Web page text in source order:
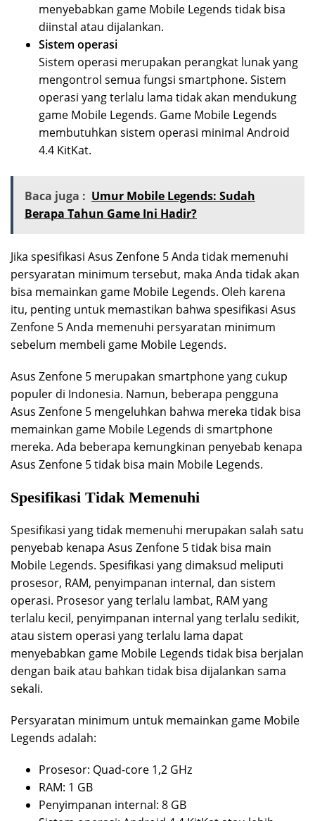
menyebabkan game Mobile Legends tidak bisa
diinstal atau dijalankan.
Sistem operasi
Sistem operasi merupakan perangkat lunak yang
mengontrol semua fungsi smartphone. Sistem
operasi yang terlalu lama tidak akan mendukung
game Mobile Legends. Game Mobile Legends
membutuhkan sistem operasi minimal Android
4.4 KitKat.
Baca juga : Umur Mobile Legends: Sudah
Berapa Tahun Game Ini Hadir?
Jika spesifikasi Asus Zenfone 5 Anda tidak memenuhi
persyaratan minimum tersebut, maka Anda tidak akan
bisa memainkan game Mobile Legends. Oleh karena
itu, penting untuk memastikan bahwa spesifikasi Asus
Zenfone 5 Anda memenuhi persyaratan minimum
sebelum membeli game Mobile Legends.
Asus Zenfone 5 merupakan smartphone yang cukup
populer di Indonesia. Namun, beberapa pengguna
Asus Zenfone 5 mengeluhkan bahwa mereka tidak bisa
memainkan game Mobile Legends di smartphone
mereka. Ada beberapa kemungkinan penyebab kenapa
Asus Zenfone 5 tidak bisa main Mobile Legends.
Spesifikasi Tidak Memenuhi
Spesifikasi yang tidak memenuhi merupakan salah satu
penyebab kenapa Asus Zenfone 5 tidak bisa main
Mobile Legends. Spesifikasi yang dimaksud meliputi
prosesor, RAM, penyimpanan internal, dan sistem
operasi. Prosesor yang terlalu lambat, RAM yang
terlalu kecil, penyimpanan internal yang terlalu sedikit,
atau sistem operasi yang terlalu lama dapat
menyebabkan game Mobile Legends tidak bisa berjalan
dengan baik atau bahkan tidak bisa dijalankan sama
sekali.
Persyaratan minimum untuk memainkan game Mobile
Legends adalah:
Prosesor: Quad-core 1,2 GHz
RAM: 1 GB
Penyimpanan internal: 8 GB